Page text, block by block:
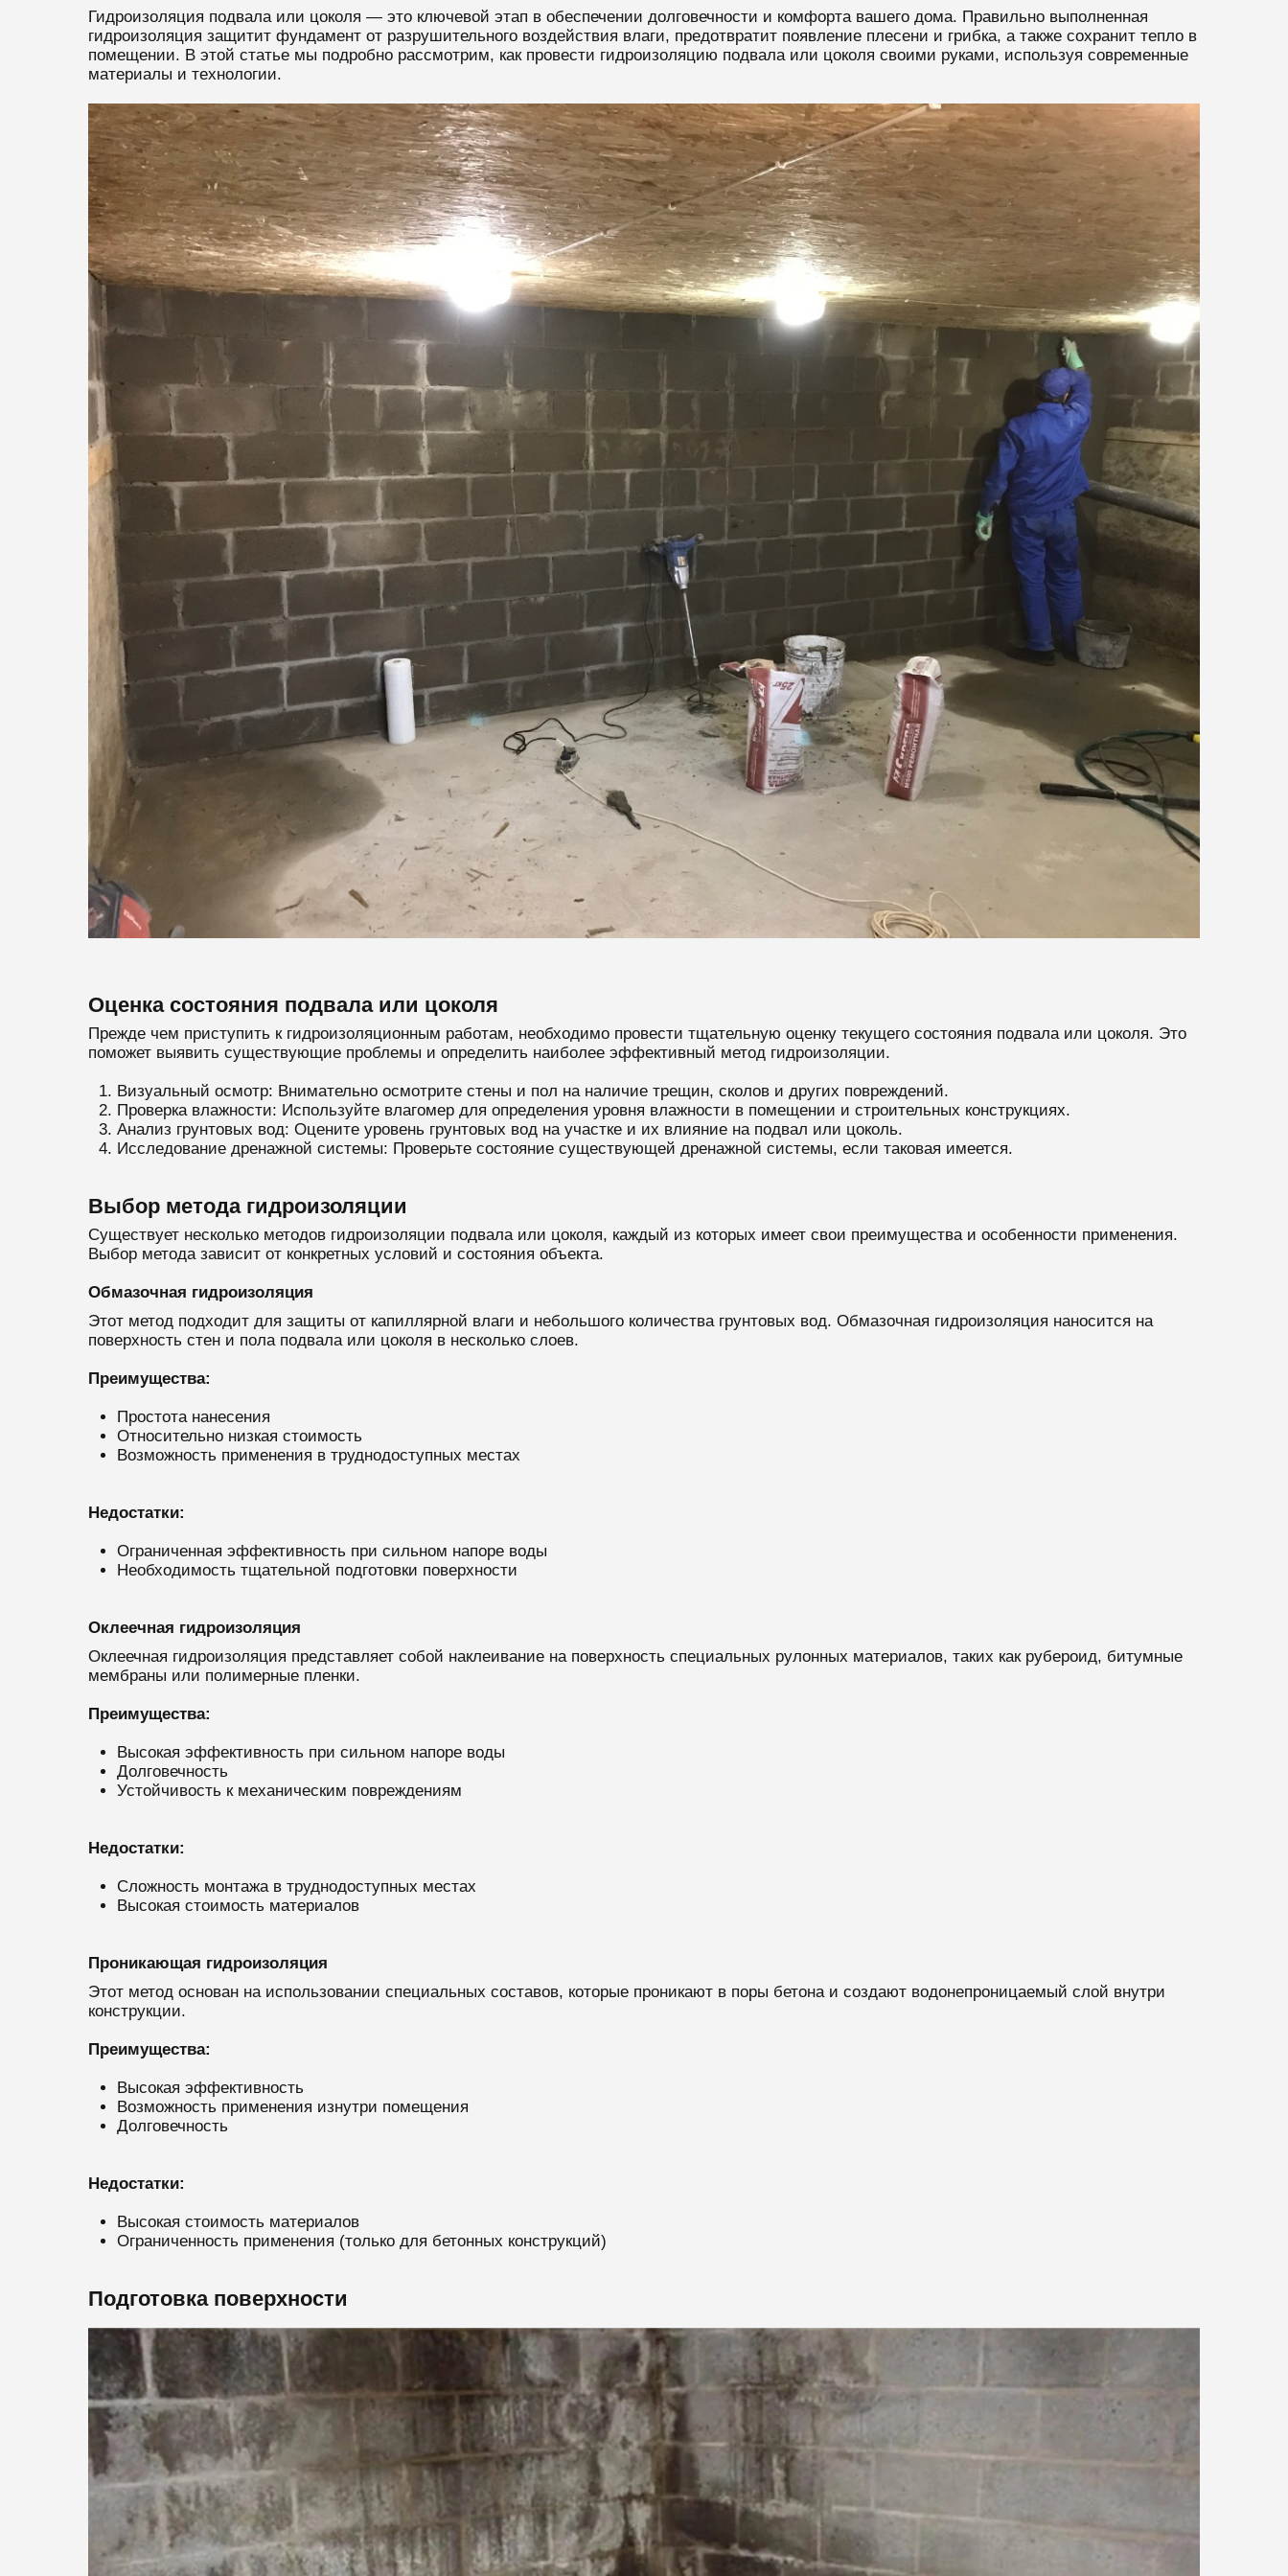
Гидроизоляция подвала или цоколя — это ключевой этап в обеспечении долговечности и комфорта вашего дома. Правильно выполненная
гидроизоляция защитит фундамент от разрушительного воздействия влаги, предотвратит появление плесени и грибка, а также сохранит тепло в
помещении. В этой статье мы подробно рассмотрим, как провести гидроизоляцию подвала или цоколя своими руками, используя современные
материалы и технологии.
Оценка состояния подвала или цоколя
Прежде чем приступить к гидроизоляционным работам, необходимо провести тщательную оценку текущего состояния подвала или цоколя. Это
поможет выявить существующие проблемы и определить наиболее эффективный метод гидроизоляции.
Визуальный осмотр: Внимательно осмотрите стены и пол на наличие трещин, сколов и других повреждений.
Проверка влажности: Используйте влагомер для определения уровня влажности в помещении и строительных конструкциях.
Анализ грунтовых вод: Оцените уровень грунтовых вод на участке и их влияние на подвал или цоколь.
Исследование дренажной системы: Проверьте состояние существующей дренажной системы, если таковая имеется.
Выбор метода гидроизоляции
Существует несколько методов гидроизоляции подвала или цоколя, каждый из которых имеет свои преимущества и особенности применения.
Выбор метода зависит от конкретных условий и состояния объекта.
Обмазочная гидроизоляция
Этот метод подходит для защиты от капиллярной влаги и небольшого количества грунтовых вод. Обмазочная гидроизоляция наносится на
поверхность стен и пола подвала или цоколя в несколько слоев.
Преимущества:
Простота нанесения
Относительно низкая стоимость
Возможность применения в труднодоступных местах
Недостатки:
Ограниченная эффективность при сильном напоре воды
Необходимость тщательной подготовки поверхности
Оклеечная гидроизоляция
Оклеечная гидроизоляция представляет собой наклеивание на поверхность специальных рулонных материалов, таких как рубероид, битумные
мембраны или полимерные пленки.
Преимущества:
Высокая эффективность при сильном напоре воды
Долговечность
Устойчивость к механическим повреждениям
Недостатки:
Сложность монтажа в труднодоступных местах
Высокая стоимость материалов
Проникающая гидроизоляция
Этот метод основан на использовании специальных составов, которые проникают в поры бетона и создают водонепроницаемый слой внутри
конструкции.
Преимущества:
Высокая эффективность
Возможность применения изнутри помещения
Долговечность
Недостатки:
Высокая стоимость материалов
Ограниченность применения (только для бетонных конструкций)
Подготовка поверхности